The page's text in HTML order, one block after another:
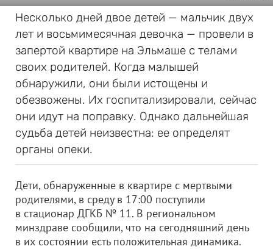
Несколько дней двое детей — мальчик двух
лет и восьмимесячная девочка — провели в
запертой квартире на Эльмаше с телами
своих родителей. Когда малышей
обнаружили, они были истощены и
обезвожены. Их госпитализировали, сейчас
они идут на поправку. Однако дальнейшая
судьба детей неизвестна: ее определят
органы опеки.
Дети, обнаруженные в квартире с мертвыми
родителями, в среду в 17:00 поступили
в стационар ДГКБ № 11. В региональном
минздраве сообщили, что на сегодняшний день
в их состоянии есть положительная динамика.